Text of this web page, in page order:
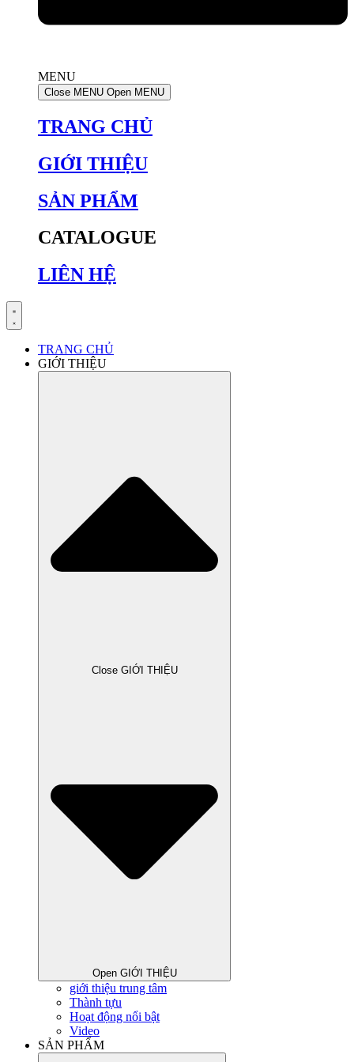
MENU
Close MENU Open MENU
TRANG CHỦ
GIỚI THIỆU
SẢN PHẨM
CATALOGUE
LIÊN HỆ
TRANG CHỦ
GIỚI THIỆU
Close GIỚI THIỆU
Open GIỚI THIỆU
giới thiệu trung tâm
Thành tựu
Hoạt động nổi bật
Video
SẢN PHẨM